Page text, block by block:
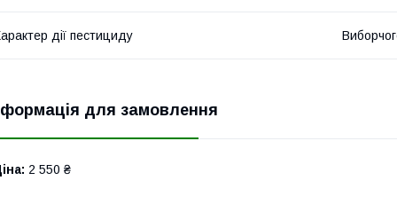
дії пестициду
для замовлення
2 550 ₴